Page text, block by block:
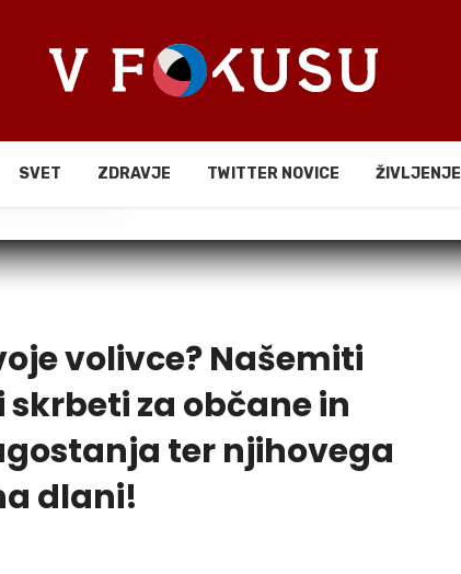
SVET ZDRAVJE TWITTER NOVICE ŽIVLJENJE
volivce? Našemiti
za občane in
ter njihovega
dlani!